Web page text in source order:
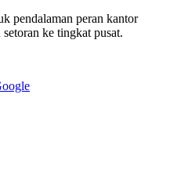
pendalaman peran kantor
ke tingkat pusat.